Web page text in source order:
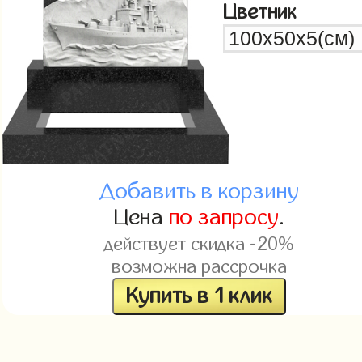
Цветник
Добавить в корзину
Цена по запросу.
действует скидка -20%
возможна рассрочка
Купить в 1 клик